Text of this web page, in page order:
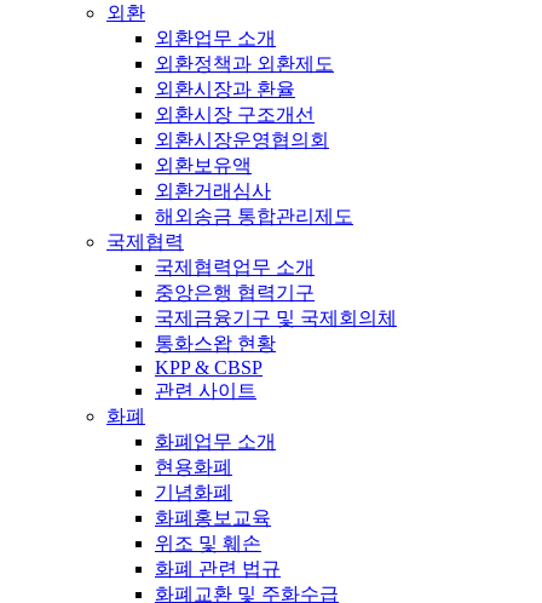
외환
외환업무 소개
외환정책과 외환제도
외환시장과 환율
외환시장 구조개선
외환시장운영협의회
외환보유액
외환거래심사
해외송금 통합관리제도
국제협력
국제협력업무 소개
중앙은행 협력기구
국제금융기구 및 국제회의체
통화스왑 현황
KPP & CBSP
관련 사이트
화폐
화폐업무 소개
현용화폐
기념화폐
화폐홍보교육
위조 및 훼손
화폐 관련 법규
화폐교환 및 주화수급